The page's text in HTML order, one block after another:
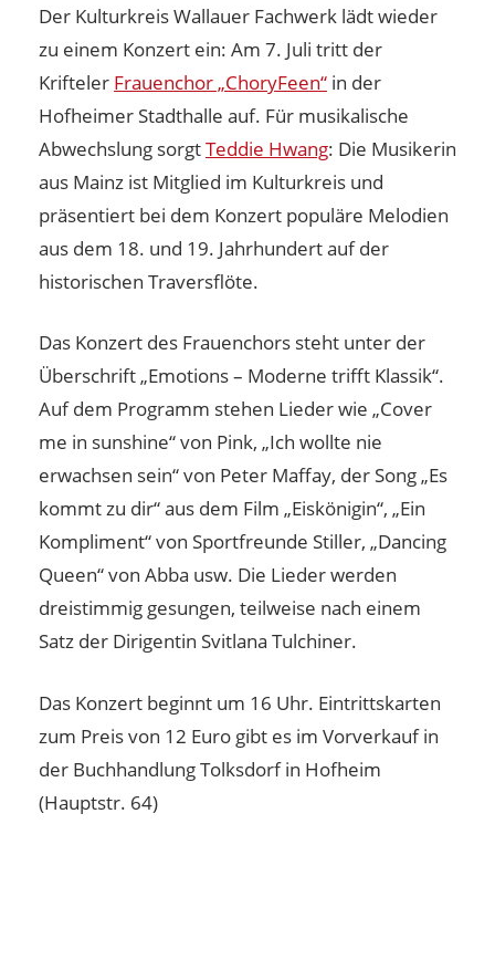
Der Kulturkreis Wallauer Fachwerk lädt wieder
zu einem Konzert ein: Am 7. Juli tritt der
Krifteler Frauenchor „ChoryFeen“ in der
Hofheimer Stadthalle auf. Für musikalische
Abwechslung sorgtTeddie Hwang: Die Musikerin
aus Mainz ist Mitglied im Kulturkreis und
präsentiert bei dem Konzert populäre Melodien
aus dem 18. und 19. Jahrhundert auf der
historischen Traversflöte.
Das Konzert des Frauenchors steht unter der
Überschrift „Emotions – Moderne trifft Klassik“.
Auf dem Programm stehen Lieder wie „Cover
me in sunshine“ von Pink, „Ich wollte nie
erwachsen sein“ von Peter Maffay, der Song „Es
kommt zu dir“ aus dem Film „Eiskönigin“, „Ein
Kompliment“ von Sportfreunde Stiller, „Dancing
Queen“ von Abba usw. Die Lieder werden
dreistimmig gesungen, teilweise nach einem
Satz der Dirigentin Svitlana Tulchiner.
Das Konzert beginnt um 16 Uhr. Eintrittskarten
zum Preis von 12 Euro gibt es im Vorverkauf in
der Buchhandlung Tolksdorf in Hofheim
(Hauptstr. 64)